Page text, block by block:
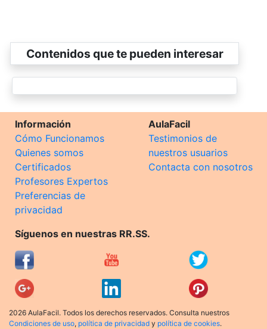
Contenidos que te pueden interesar
Información
Cómo Funcionamos
Quienes somos
Certificados
Profesores Expertos
Preferencias de
privacidad
AulaFacil
Testimonios de
nuestros usuarios
Contacta con nosotros
Síguenos en nuestras RR.SS.
2026 AulaFacil. Todos los derechos reservados. Consulta nuestros
Condiciones de uso, política de privacidad y política de cookies.